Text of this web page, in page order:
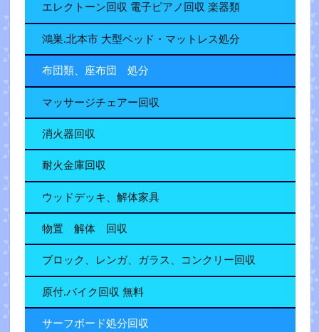
エレクトーン回収 電子ピアノ回収 楽器類
鴻巣.北本市 大型ベッド・マットレス処分
布団類、座布団 処分
マッサージチェアー回収
消火器回収
耐火金庫回収
ウッドデッキ、解体家具
物置 解体 回収
ブロック、レンガ、ガラス、コンクリー回収
原付.バイク回収 無料
サーフボード処分回収